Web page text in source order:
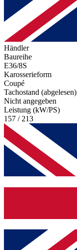
Händler
Baureihe
E36/8S
Karosserieform
Coupé
Tachostand (abgelesen)
Nicht angegeben
Leistung (kW/PS)
157 / 213